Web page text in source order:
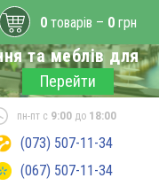
та меблів для
Перейти
пн-пт с 9:00до 18:00
(073) 507-11-34
(067) 507-11-34
0 товарів – 0 грн